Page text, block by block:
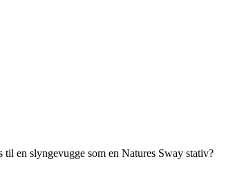
en slyngevugge som en Natures Sway stativ?